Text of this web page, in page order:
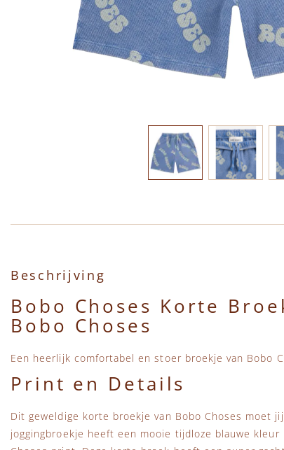
Beschrijving
Bobo Choses Korte
Bobo Choses
Een heerlijk comfortabel en stoer broekje van Bobo
Print en Details
Dit geweldige korte broekje van Bobo Choses moet
joggingbroekje heeft een mooie tijdloze blauwe